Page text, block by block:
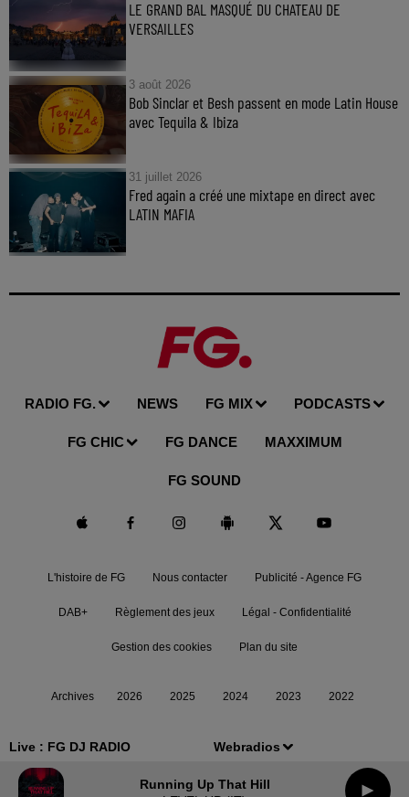
Live : FG DJ RADIO Webradios
Running Up That Hill
LE GRAND BAL MASQUÉ DU CHATEAU DE
VERSAILLES
3 août 2026
Bob Sinclar et Besh passent en mode Latin House
avec Tequila & Ibiza
31 juillet 2026
Fred again a créé une mixtape en direct avec
LATIN MAFIA
RADIO FG. NEWS FG MIX PODCASTS
FG CHIC FG DANCE MAXXIMUM
FG SOUND
L'histoire de FG Nous contacter Publicité - Agence FG
DAB+ Règlement des jeux Légal - Confidentialité
Gestion des cookies Plan du site
Archives 2026 2025 2024 2023 2022